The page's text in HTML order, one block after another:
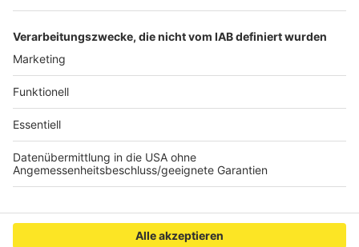
Entwicklungen auf:www.staedteregion-
Anzeige